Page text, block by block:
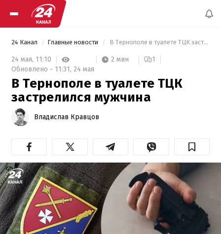
24 Канал Главные новости В Тернополе в туалете ТЦК застрелился мужчина
24 мая, 11:10 2 мин
1
Обновлено - 11:31, 24 мая
В Тернополе в туалете ТЦК
застрелился мужчина
Владислав Кравцов